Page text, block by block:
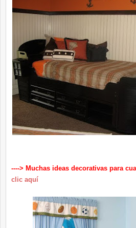
----> Muchas ideas decorativas para
clic aquí